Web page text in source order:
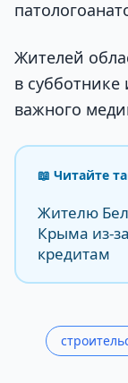
Жителей
в субботнике
важного
📖 Читайте
Жителю
Крыма из-
кредитам